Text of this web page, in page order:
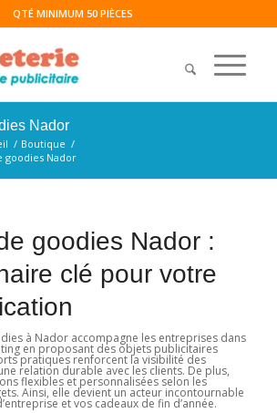
QTÉ MINIMUM 50 PIÈCES
Nador
/ Boutique /
goodies Nador
goodies Nador :
clé pour votre
à Nador accompagne les entreprises dans
en proposant des objets publicitaires
pratiques renforcent la visibilité des
relation durable avec les clients. De plus,
flexibles et personnalisées selon les
Ainsi, elle devient un acteur incontournable
et vos cadeaux de fin d’année.